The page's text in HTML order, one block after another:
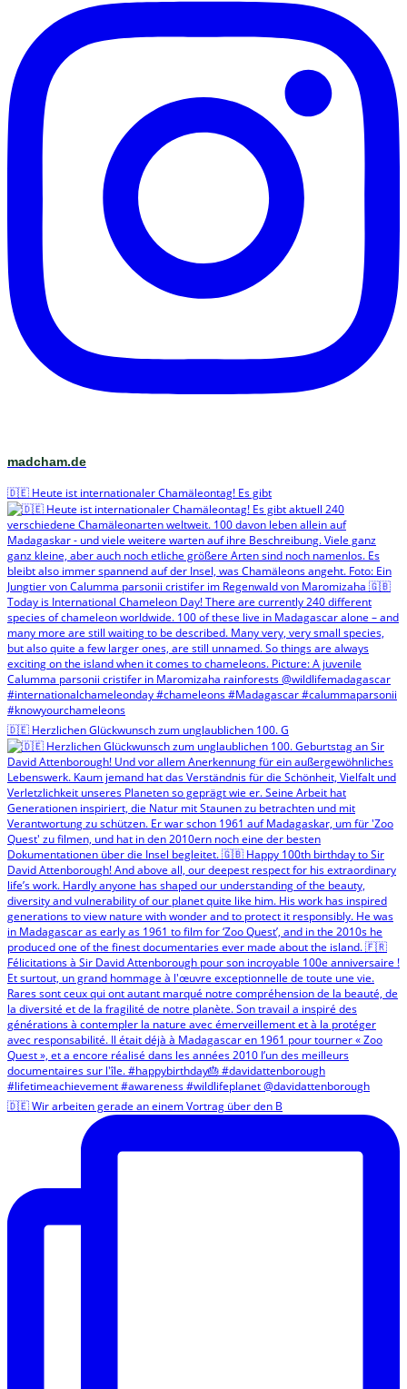
madcham.de
🇩🇪 Heute ist internationaler Chamäleontag! Es gibt
🇩🇪 Herzlichen Glückwunsch zum unglaublichen 100. G
🇩🇪 Wir arbeiten gerade an einem Vortrag über den B